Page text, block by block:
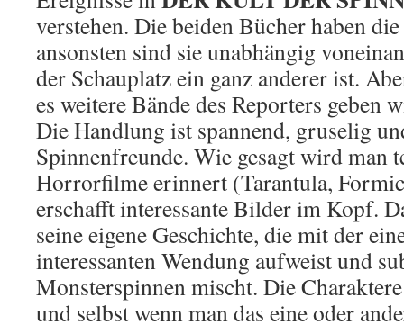
verstehen. Die beiden Bücher haben
ansonsten sind sie unabhängig
der Schauplatz ein ganz anderer ist.
es weitere Bände des Reporters geben
Die Handlung ist spannend, gruselig
Spinnenfreunde. Wie gesagt wird man
Horrorfilme erinnert (Tarantula,
erschafft interessante Bilder im Kopf.
seine eigene Geschichte, die mit der
interessanten Wendung aufweist und
Monsterspinnen mischt. Die
und selbst wenn man das eine oder